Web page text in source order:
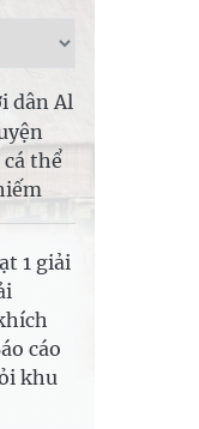
dân Al
cá thể
1 giải
cáo
khu